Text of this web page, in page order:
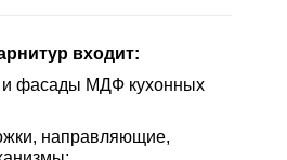
входит:
фасады МДФ кухонных
направляющие,